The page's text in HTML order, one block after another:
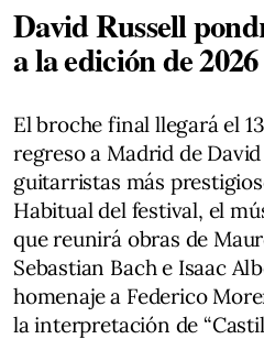
David Russell
a la edición de 2026
El broche final llegará el
regreso a Madrid de
guitarristas más
Habitual del festival, el
que reunirá obras de
Sebastian Bach e Isaac
homenaje a Federico
la interpretación de